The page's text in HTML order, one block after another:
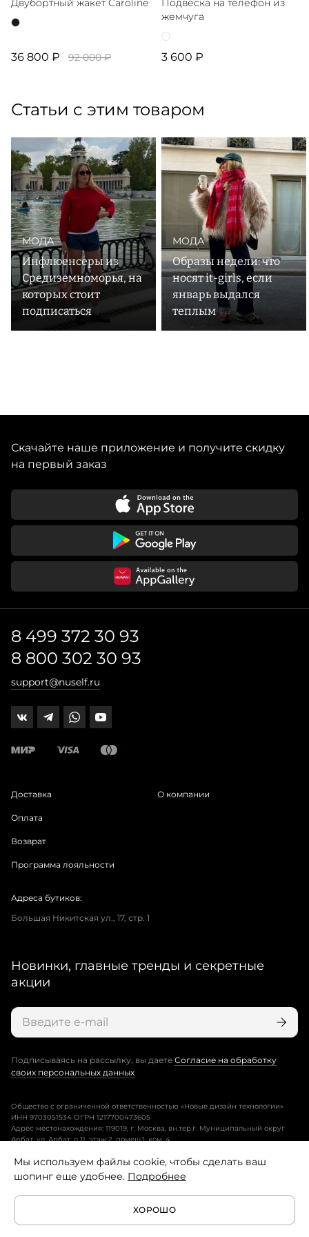
Двубортный жакет Caroline
36 800 ₽ 92 000 ₽
Подвеска на телефон из
жемчуга
3 600 ₽
Статьи с этим товаром
МОДА
Инфлюенсеры из
Средиземноморья, на
которых стоит
подписаться
МОДА
Образы недели: что
носят it-girls, если
январь выдался
теплым
Скачайте наше приложение и получите скидку
на первый заказ
8 499 372 30 93
8 800 302 30 93
support@nuself.ru
Доставка
Оплата
Возврат
Программа лояльности
О компании
Адреса бутиков:
Большая Никитская ул., 17, стр. 1
Новинки, главные тренды и секретные
акции
Подписываясь на рассылку, вы даете Согласие на обработку
своих персональных данных
Общество с ограниченной ответственностью «Новые дизайн технологии»
ИНН 9703051534 ОГРН 1217700473605
Адрес местонахождения: 119019, г. Москва, вн.тер.г. Муниципальный округ
Арбат, ул. Арбат, д.11, этаж 2, помещ.1, ком. 4.
Пользовательское соглашение
Политика конфиденциальности
Условия программы лояльности
Мы используем файлы cookie, чтобы сделать ваш
шопинг еще удобнее. Подробнее
ХОРОШО